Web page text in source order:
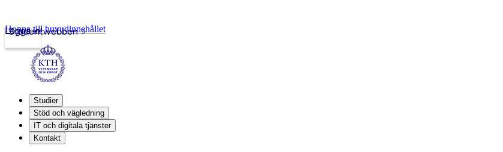
Studentwebben
Logga in
Hoppa till huvudinnehållet
Studier
Stöd och vägledning
IT och digitala tjänster
Kontakt